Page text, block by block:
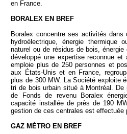
en France.
BORALEX EN BREF
Boralex concentre ses activités
hydroélectrique, énergie
naturel ou de résidus de bois,
développé une expertise reconnue et
emploie plus de 250 personnes et
aux États-Unis et en France,
plus de 300 MW. La Société exploite
tri de bois urbain situé à Montréal.
de Fonds de revenu Boralex
capacité installée de près de 190
gestion de ces centrales est effectuée
GAZ MÉTRO EN BREF